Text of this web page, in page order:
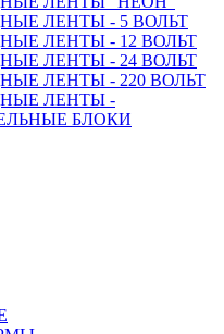
ЛЕНТЫ - 5 ВОЛЬТ
ЛЕНТЫ - 12 ВОЛЬТ
ЛЕНТЫ - 24 ВОЛЬТ
ЛЕНТЫ - 220 ВОЛЬТ
ЛЕНТЫ -
БЛОКИ